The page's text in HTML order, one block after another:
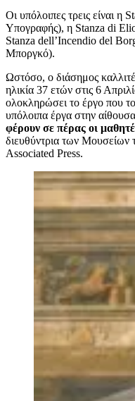
Οι υπόλοιπες τρεις είναι η
Υπογραφής), η Stanza di
Stanza dell’Incendio del
Μποργκό).
Ωστόσο, ο διάσημος
ηλικία 37 ετών στις 6
ολοκληρώσει το έργο που
υπόλοιπα έργα στην
φέρουν σε πέρας οι
διευθύντρια των
Associated Press.